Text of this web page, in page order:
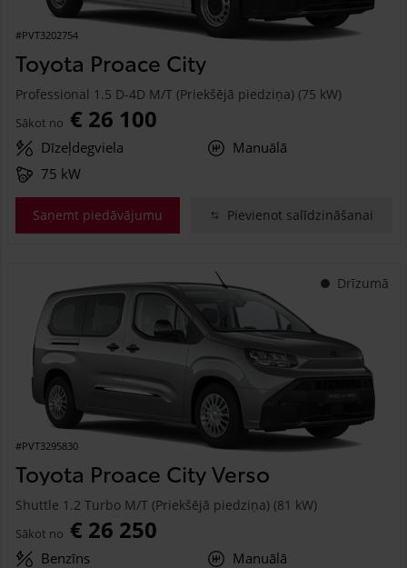
#PVT3202754
Toyota Proace City
Professional 1.5 D-4D M/T (Priekšējā piedziņa) (75 kW)
Sākot no € 26 100
Dīzeļdegviela
Manuālā
75 kW
Saņemt piedāvājumu Pievienot salīdzināšanai
Drīzumā
#PVT3295830
Toyota Proace City Verso
Shuttle 1.2 Turbo M/T (Priekšējā piedziņa) (81 kW)
Sākot no € 26 250
Benzīns
Manuālā